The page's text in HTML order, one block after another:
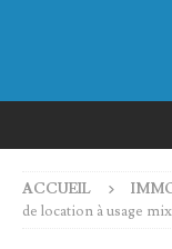
ACCUEIL
de location à usage